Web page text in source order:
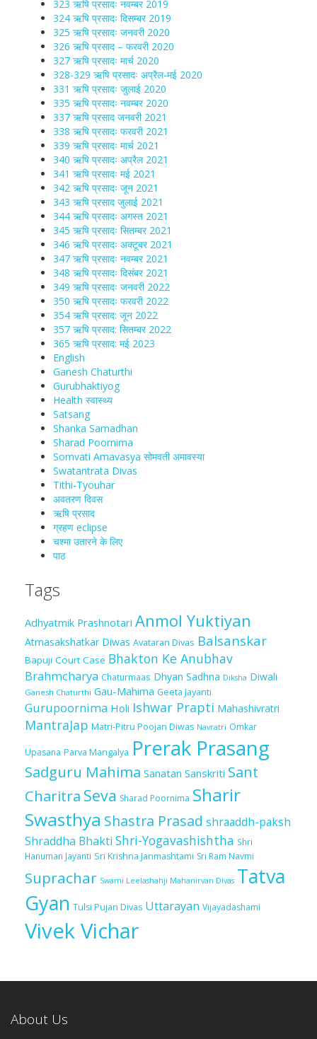
323 ऋषि प्रसादः नवम्बर 2019
324 ऋषि प्रसादः दिसम्बर 2019
325 ऋषि प्रसादः जनवरी 2020
326 ऋषि प्रसाद – फरवरी 2020
327 ऋषि प्रसादः मार्च 2020
328-329 ऋषि प्रसादः अप्रैल-मई 2020
331 ऋषि प्रसादः जुलाई 2020
335 ऋषि प्रसादः नवम्बर 2020
337 ऋषि प्रसाद जनवरी 2021
338 ऋषि प्रसादः फरवरी 2021
339 ऋषि प्रसादः मार्च 2021
340 ऋषि प्रसादः अप्रैल 2021
341 ऋषि प्रसादः मई 2021
342 ऋषि प्रसादः जून 2021
343 ऋषि प्रसाद जुलाई 2021
344 ऋषि प्रसादः अगस्त 2021
345 ऋषि प्रसादः सितम्बर 2021
346 ऋषि प्रसादः अक्टूबर 2021
347 ऋषि प्रसादः नवम्बर 2021
348 ऋषि प्रसादः दिसंबर 2021
349 ऋषि प्रसादः जनवरी 2022
350 ऋषि प्रसादः फरवरी 2022
354 ऋषि प्रसाद: जून 2022
357 ऋषि प्रसाद: सितम्बर 2022
365 ऋषि प्रसाद: मई 2023
English
Ganesh Chaturthi
Gurubhaktiyog
Health स्वास्‍थ्‍य
Satsang
Shanka Samadhan
Sharad Poornima
Somvati Amavasya सोमवती अमावस्या
Swatantrata Divas
Tithi-Tyouhar
अवतरण दिवस
ऋषि प्रसाद
ग्रहण eclipse
चश्मा‍ उतारने के लिए
पाठ
Tags
Adhyatmik Prashnotari Anmol Yuktiyan
Atmasakshatkar Diwas Avataran Divas Balsanskar
Bapuji Court Case Bhakton Ke Anubhav
Brahmcharya Chaturmaas Dhyan Sadhna Diksha Diwali
Ganesh Chaturthi Gau-Mahima Geeta Jayanti
Gurupoornima Holi Ishwar Prapti Mahashivratri
MantraJap Matri-Pitru Poojan Diwas Navratri Omkar
Upasana Parva Mangalya Prerak Prasang
Sadguru Mahima Sanatan Sanskriti Sant
Charitra Seva Sharad Poornima Sharir
Swasthya Shastra Prasad shraaddh-paksh
Shraddha Bhakti Shri-Yogavashishtha Shri
Hanuman Jayanti Sri Krishna Janmashtami Sri Ram Navmi
Suprachar Swami Leelashahji Mahanirvan Divas Tatva
Gyan Tulsi Pujan Divas Uttarayan Vijayadashami
Vivek Vichar
About Us